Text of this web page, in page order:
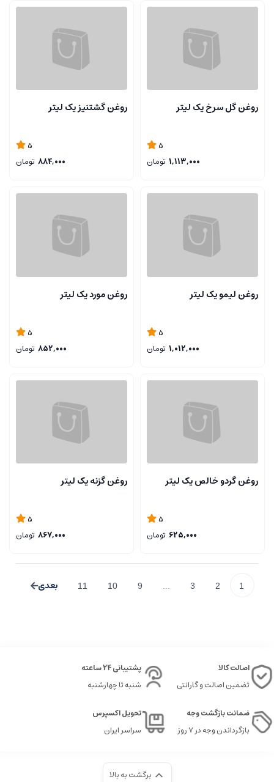
روغن گل سرخ یک لیتر
5
1,113,000 تومان
روغن گشتنیز یک لیتر
5
884,000 تومان
روغن لیمو یک لیتر
5
1,012,000 تومان
روغن مورد یک لیتر
5
852,000 تومان
روغن گردو خالص یک لیتر
5
625,000 تومان
روغن گزنه یک لیتر
5
867,000 تومان
1
2
3
9
10
11
اصالت کالا
تضمین اصالت و گارانتی
پشتیبانی 24 ساعته
شنبه تا چهارشنبه
ضمانت بازگشت وجه
بازگرداندن وجه در ۷ روز
تحویل اکسپرس
سراسر ایران
برگشت به بالا